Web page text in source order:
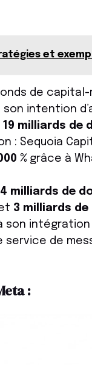
et
de capital-
son intention
19 milliards de
: Sequoia
% grâce à
4 milliards de
3 milliards de
son intégration
service de
: